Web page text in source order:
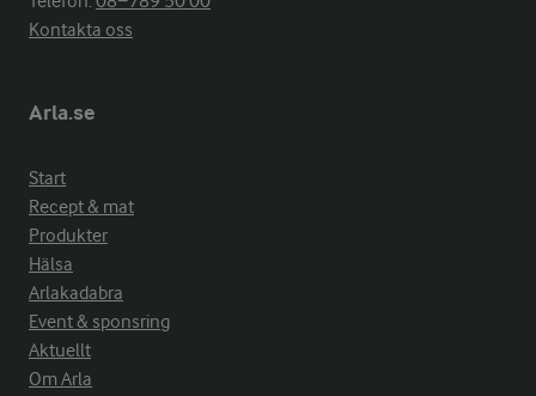
Kontakta oss
Arla.se
Start
Recept & mat
Produkter
Hälsa
Arlakadabra
Event & sponsring
Aktuellt
Om Arla